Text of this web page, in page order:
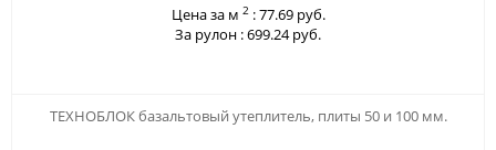
Цена за м 2 :77.69 руб.
За рулон :699.24 руб.
ТЕХНОБЛОК базальтовый утеплитель, плиты 50 и 100 мм.